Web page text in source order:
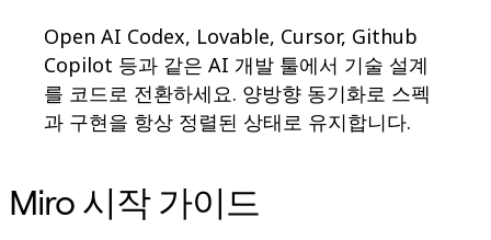
Open AI Codex, Lovable, Cursor, Github
Copilot 등과 같은 AI 개발 툴에서 기술 설계
를 코드로 전환하세요. 양방향 동기화로 스펙
과 구현을 항상 정렬된 상태로 유지합니다.
Miro 시작 가이드